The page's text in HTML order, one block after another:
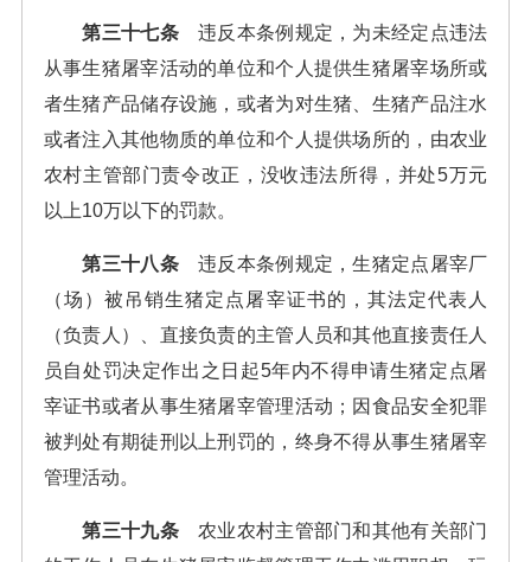
第三十七条违反本条例规定，为未经定点违法
从事生猪屠宰活动的单位和个人提供生猪屠宰场所或
者生猪产品储存设施，或者为对生猪、生猪产品注水
或者注入其他物质的单位和个人提供场所的，由农业
农村主管部门责令改正，没收违法所得，并处5万元
以上10万以下的罚款。
第三十八条违反本条例规定，生猪定点屠宰厂
（场）被吊销生猪定点屠宰证书的，其法定代表人
（负责人）、直接负责的主管人员和其他直接责任人
员自处罚决定作出之日起5年内不得申请生猪定点屠
宰证书或者从事生猪屠宰管理活动；因食品安全犯罪
被判处有期徒刑以上刑罚的，终身不得从事生猪屠宰
管理活动。
第三十九条农业农村主管部门和其他有关部门